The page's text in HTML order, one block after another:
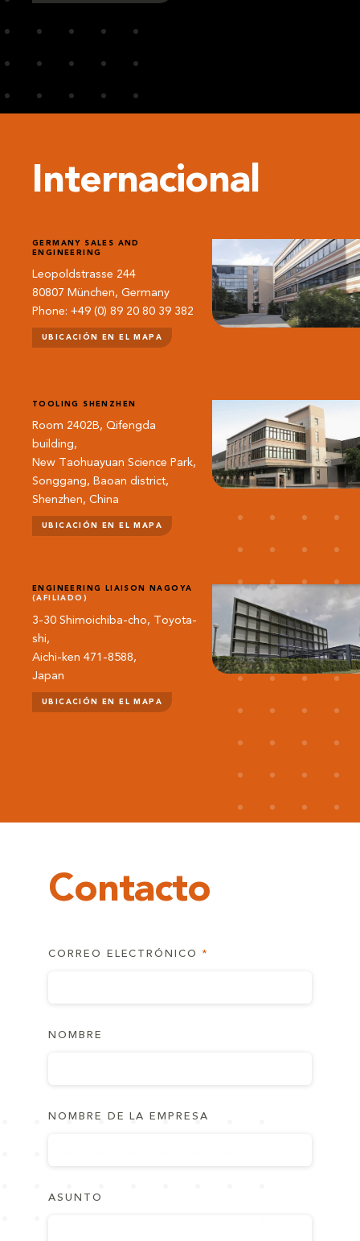
Internacional
GERMANY SALES AND
ENGINEERING
Leopoldstrasse 244
80807 München, Germany
Phone: +49 (0) 89 20 80 39 382
UBICACIÓN EN EL MAPA
TOOLING SHENZHEN
Room 2402B, Qifengda
building,
New Taohuayuan Science Park,
Songgang, Baoan district,
Shenzhen, China
UBICACIÓN EN EL MAPA
ENGINEERING LIAISON NAGOYA
(AFILIADO)
3-30 Shimoichiba-cho, Toyota-
shi,
Aichi-ken 471-8588,
Japan
UBICACIÓN EN EL MAPA
Contacto
CORREO ELECTRÓNICO
NOMBRE
NOMBRE DE LA EMPRESA
ASUNTO